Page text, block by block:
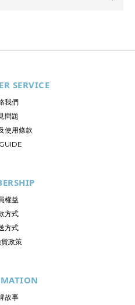
SERVICE
我們
問題
使用條款
權益
方式
方式
政策
故事